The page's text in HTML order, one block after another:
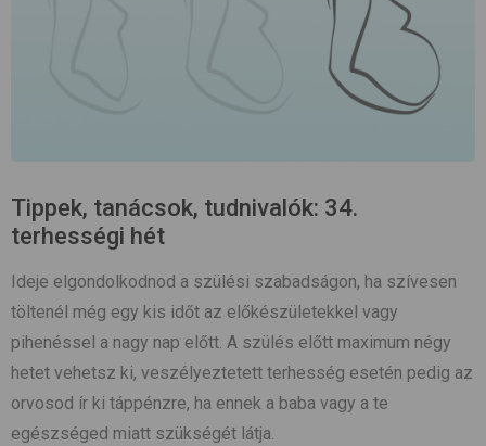
Tippek, tanácsok, tudnivalók: 34.
terhességi hét
Ideje elgondolkodnod a szülési szabadságon, ha szívesen
töltenél még egy kis időt az előkészületekkel vagy
pihenéssel a nagy nap előtt. A szülés előtt maximum négy
hetet vehetsz ki, veszélyeztetett terhesség esetén pedig az
orvosod ír ki táppénzre, ha ennek a baba vagy a te
egészséged miatt szükségét látja.